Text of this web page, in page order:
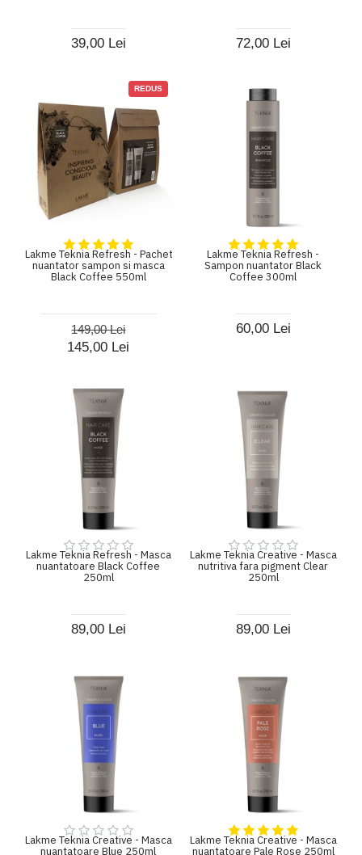
39,00 Lei 72,00 Lei
REDUS
Lakme Teknia Refresh - Pachet
nuantator sampon si masca
Black Coffee 550ml
145,00 Lei
149,00 Lei
Lakme Teknia Refresh -
Sampon nuantator Black
Coffee 300ml
60,00 Lei
Lakme Teknia Refresh - Masca
nuantatoare Black Coffee
250ml
89,00 Lei
Lakme Teknia Creative - Masca
nutritiva fara pigment Clear
250ml
89,00 Lei
Lakme Teknia Creative - Masca
nuantatoare Blue 250ml
Lakme Teknia Creative - Masca
nuantatoare Pale Rose 250ml